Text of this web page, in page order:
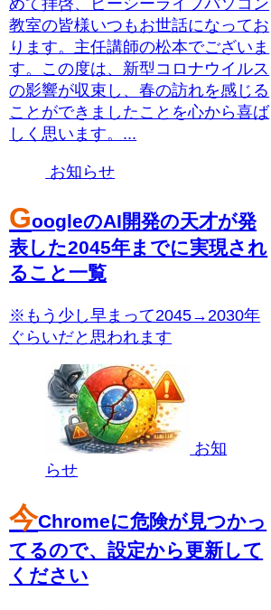
教室の皆様いつもお世話になってお
ります。主任講師の松本でございま
す。この度は、新型コロナウイルス
の影響が収束し、春の訪れを感じる
ことができましたことを心から喜ば
しく思います。...
お知らせ
GoogleのAI開発の天才が発
表した2045年までに実現され
ること一覧
※もう少し早まって2045→2030年
ぐらいだと思われます
お知
らせ
今Chromeに危険が見つかっ
てるので、設定から更新して
ください